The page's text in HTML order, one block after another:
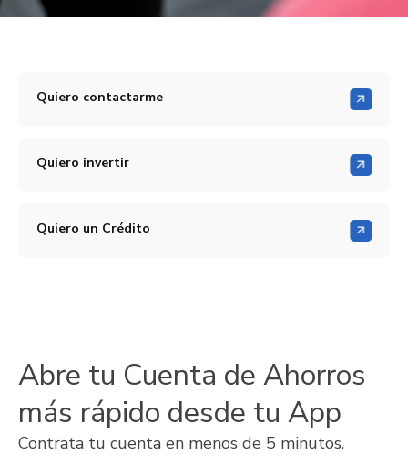
Quiero contactarme
Quiero invertir
Quiero un Crédito
Abre tu Cuenta de Ahorros
más rápido desde tu App
Contrata tu cuenta en menos de 5 minutos.